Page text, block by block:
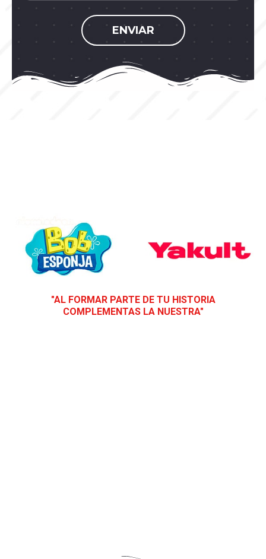
"AL FORMAR PARTE DE TU HISTORIA
COMPLEMENTAS LA NUESTRA"